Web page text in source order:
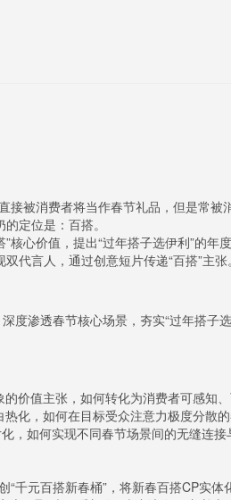
接被消费者将当作春节礼品，但是常被
定位是：百搭。
核心价值，提出“过年搭子选伊利”的
代言人，通过创意短片传递“百搭”主张。
度渗透春节核心场景，夯实“过年搭子
价值主张，如何转化为消费者可感知
化，如何在目标受众注意力极度分散
，如何实现不同春节场景间的无缝连接
千元百搭新春桶”，将新春百搭CP实体